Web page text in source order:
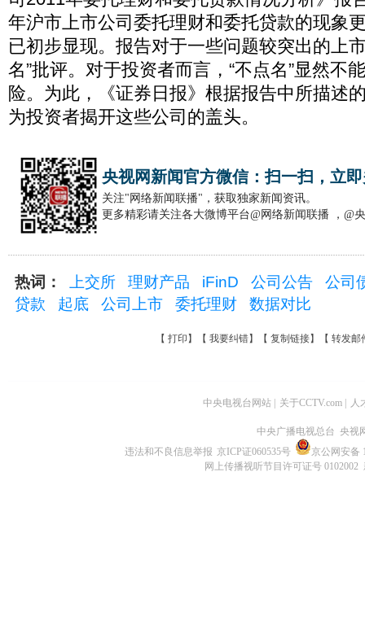
年沪市上市公司委托理财和委托贷款的现象
已初步显现。报告对于一些问题较突出的上
名”批评。对于投资者而言，“不点名”显然不
险。为此，《证券日报》根据报告中所描述
为投资者揭开这些公司的盖头。
央视网新闻官方微信：扫一扫，立
关注"网络新闻联播"，获取独家新闻资讯。
更多精彩请关注各大微博平台@网络新闻联播 ，@
热词： 上交所 理财产品 iFinD 公司公告
公司
贷款
起底 公司上市 委托理财 数据对比
【 打印 】【 我要纠错】【 复制链接】【 转发邮
中央电视台网站 关于CCTV.com 人
中央广播电视总台 央视
违法和不良信息举报 京ICP证060535号
京公网安备
网上传播视听节目许可证号 0102002